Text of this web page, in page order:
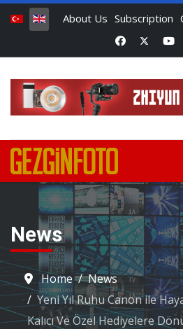
About Us Subscription
News
Home
News
Yeni Yıl Ruhu Canon ile
Kalıcı Ve Özel Hediyelere